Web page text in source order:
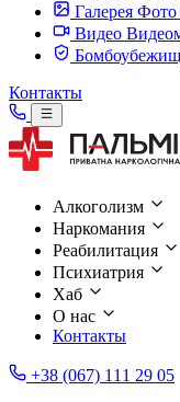
Галерея Фото
Видео
Контакты
Алкоголизм
Наркомания
Реабилитация
Психиатрия
Хаб
О нас
Контакты
+38 (067) 111 29 05